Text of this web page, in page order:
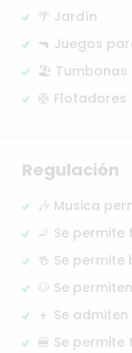
🌴 Jardín
🔫 Juegos
🏖️ Tumbonas
🛟 Flotadores
Regulación
🎶 Musica
🚬 Se permite
🍻 Se
🐶 Se
👦 Se
🍔 Se